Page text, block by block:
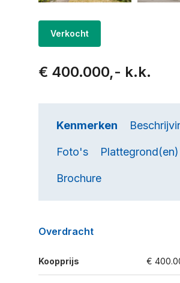
Verkocht
€ 400.000,- k.k.
Kenmerken
Foto's Plattegrond(en)
Brochure
Overdracht
Koopprijs €